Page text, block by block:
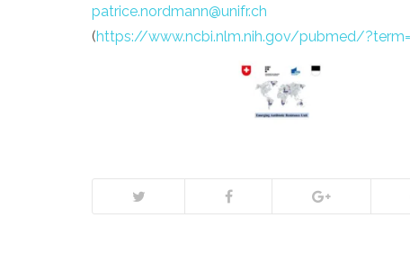
patrice.nordmann@unifr.ch
(https://www.ncbi.nlm.nih.gov/pubmed/